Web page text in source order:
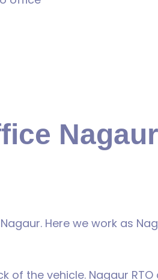
Here we work as
of the vehicle. Nagaur